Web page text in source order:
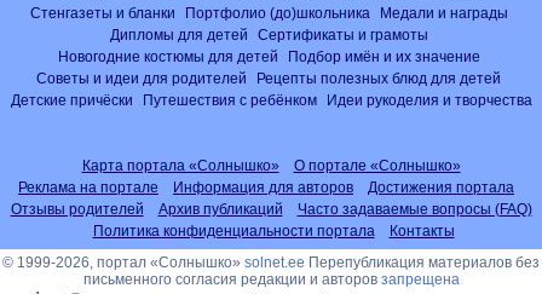
Стенгазеты и бланки
Портфолио (до)школьника
Медали и награды
Дипломы для детей
Сертификаты и грамоты
Новогодние костюмы для детей
Подбор имён и их значение
Советы и идеи для родителей
Рецепты полезных блюд для детей
Детские причёски
Путешествия с ребёнком Идеи рукоделия и творчества
Карта портала «Солнышко»
О портале «Солнышко»
Реклама на портале
Информация для авторов
Достижения портала
Отзывы родителей
Архив публикаций
Часто задаваемые вопросы (FAQ)
Политика конфиденциальности портала
Контакты
© 1999-2026, портал «Солнышко» solnet.ee Перепубликация материалов без
письменного согласия редакции и авторов запрещена